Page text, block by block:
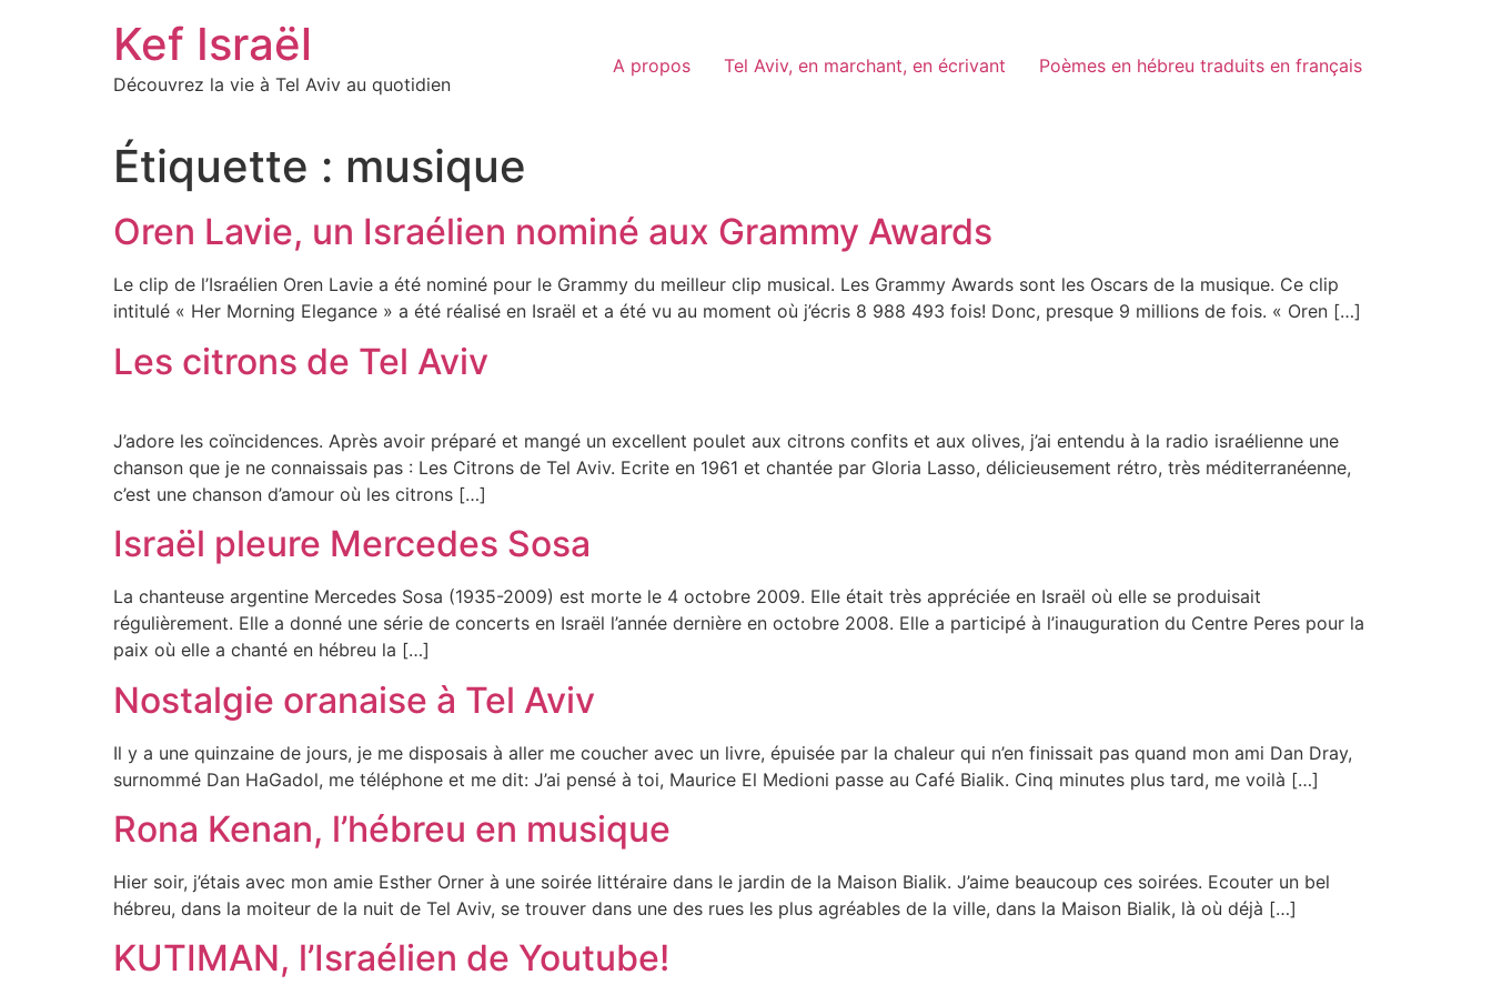
Kef Israël
Découvrez la vie à Tel Aviv au quotidien
A propos Tel Aviv, en marchant, en écrivant Poèmes en hébreu traduits en français
Étiquette : musique
Oren Lavie, un Israélien nominé aux Grammy Awards
Le clip de l’Israélien Oren Lavie a été nominé pour le Grammy du meilleur clip musical. Les Grammy Awards sont les Oscars de la musique. Ce clip
intitulé « Her Morning Elegance » a été réalisé en Israël et a été vu au moment où j’écris 8 988 493 fois! Donc, presque 9 millions de fois. « Oren […]
Les citrons de Tel Aviv
J’adore les coïncidences. Après avoir préparé et mangé un excellent poulet aux citrons confits et aux olives, j’ai entendu à la radio israélienne une
chanson que je ne connaissais pas : Les Citrons de Tel Aviv. Ecrite en 1961 et chantée par Gloria Lasso, délicieusement rétro, très méditerranéenne,
c’est une chanson d’amour où les citrons […]
Israël pleure Mercedes Sosa
La chanteuse argentine Mercedes Sosa (1935-2009) est morte le 4 octobre 2009. Elle était très appréciée en Israël où elle se produisait
régulièrement. Elle a donné une série de concerts en Israël l’année dernière en octobre 2008. Elle a participé à l’inauguration du Centre Peres pour la
paix où elle a chanté en hébreu la […]
Nostalgie oranaise à Tel Aviv
Il y a une quinzaine de jours, je me disposais à aller me coucher avec un livre, épuisée par la chaleur qui n’en finissait pas quand mon ami Dan Dray,
surnommé Dan HaGadol, me téléphone et me dit: J’ai pensé à toi, Maurice El Medioni passe au Café Bialik. Cinq minutes plus tard, me voilà […]
Rona Kenan, l’hébreu en musique
Hier soir, j’étais avec mon amie Esther Orner à une soirée littéraire dans le jardin de la Maison Bialik. J’aime beaucoup ces soirées. Ecouter un bel
hébreu, dans la moiteur de la nuit de Tel Aviv, se trouver dans une des rues les plus agréables de la ville, dans la Maison Bialik, là où déjà […]
KUTIMAN, l’Israélien de Youtube!